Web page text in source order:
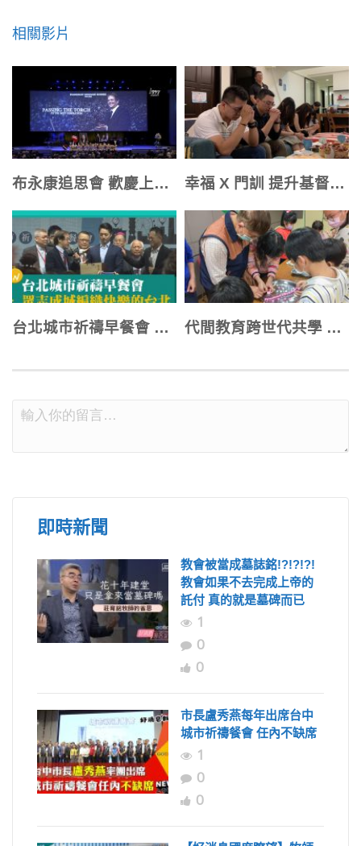
相關影片
布永康追思會 歡慶上帝軍隊的將軍回天家 幸福 X 門訓 提升基督徒的屬靈品格
台北城市祈禱早餐會 眾志成城編織快樂的台北 代間教育跨世代共學 長幼經驗交流激盪火花
即時新聞
教會被當成墓誌銘!?!?!?!
教會如果不去完成上帝的
託付 真的就是墓碑而已
1
0
0
市長盧秀燕每年出席台中
城市祈禱餐會 任內不缺席
1
0
0